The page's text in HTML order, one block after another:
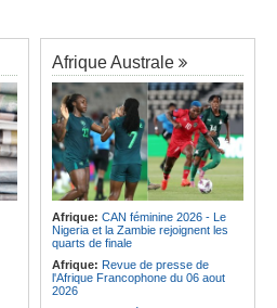
Afrique Australe
Afrique: CAN féminine 2026 - Le
Nigeria et la Zambie rejoignent les
quarts de finale
Afrique: Revue de presse de
l'Afrique Francophone du 06 aout
2026